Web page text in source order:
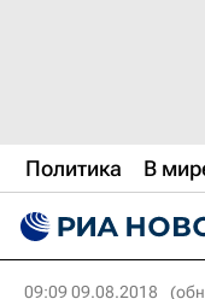
Политика В
09:09 09.08.2018